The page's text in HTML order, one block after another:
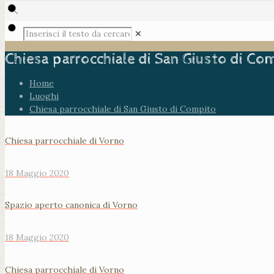
✕
Chiesa parrocchiale di San Giusto di
Home
Luoghi
Chiesa parrocchiale di San Giusto di Compito
Chiesa parrocchiale di Vorno
18 Maggio 2020
Spazio aperto canonica di Vorno
18 Maggio 2020
Chiesa parrocchiale di Vorno